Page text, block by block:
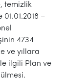
temizlik
–
4734
ve yıllara
ilgili Plan ve